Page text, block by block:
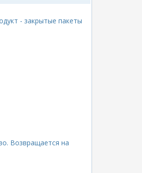
- закрытые пакеты
Возвращается на